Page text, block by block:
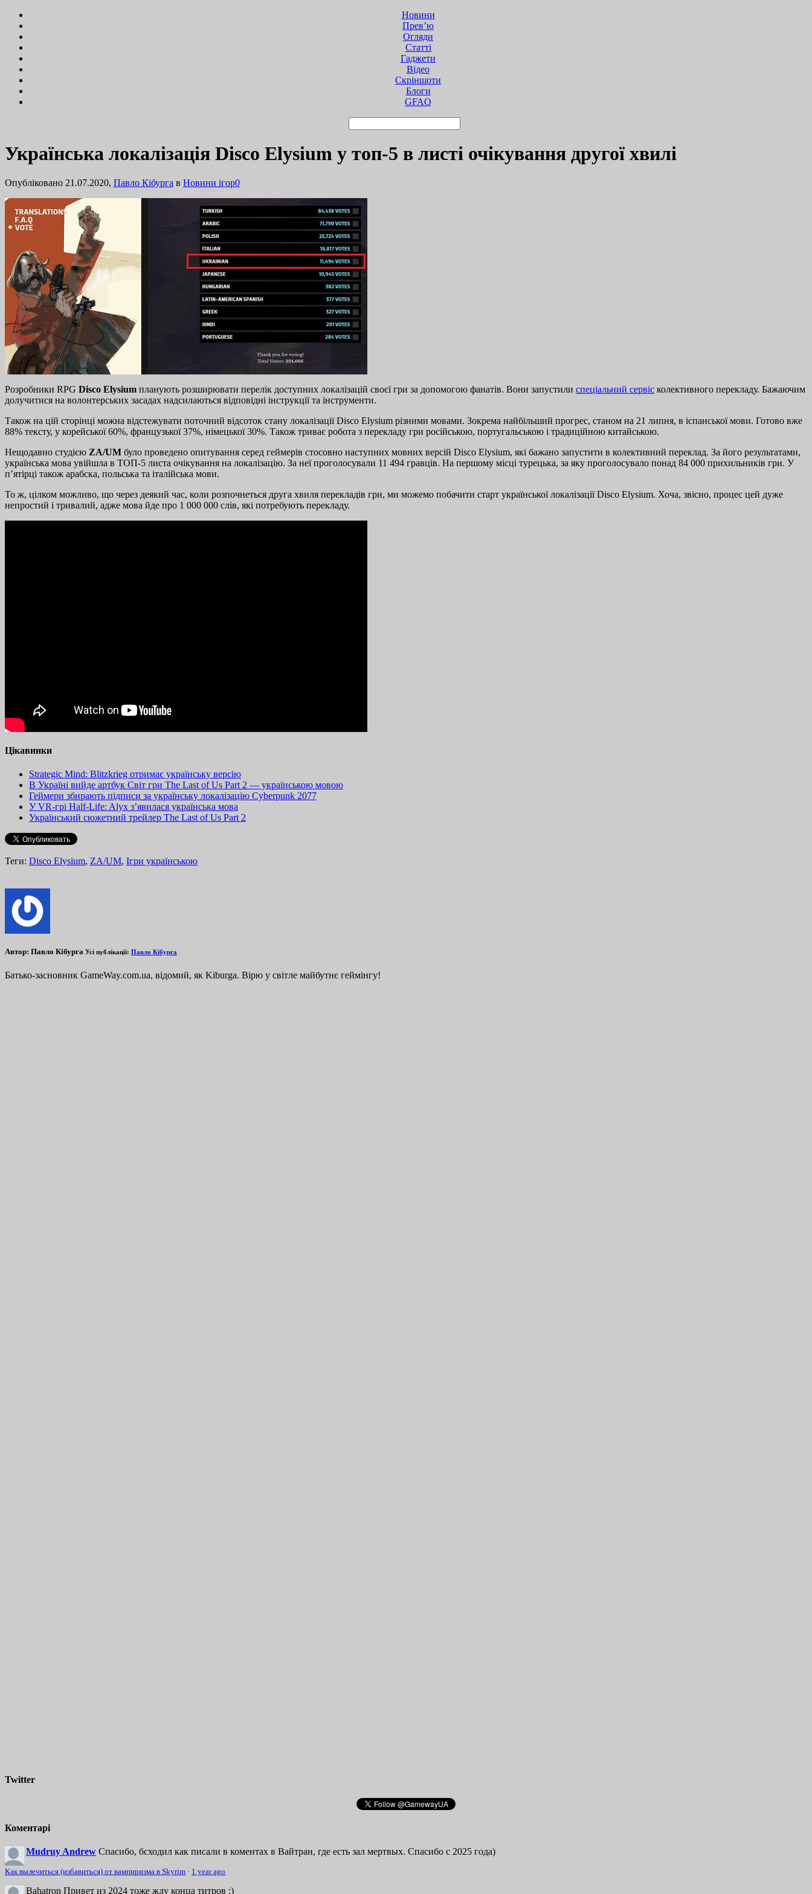
Новини
Прев’ю
Огляди
Статті
Гаджети
Відео
Cкріншоти
Блоги
GFAQ
Українська локалізація Disco Elysium у топ-5 в листі очікування другої хвилі
Опубліковано 21.07.2020, Павло Кібурга в Новини ігор0
Розробники RPG Disco Elysium планують розширювати перелік доступних локалізацій своєї гри за допомогою фанатів. Вони запустили спеціальний сервіс колективного перекладу. Бажаючим
долучитися на волонтерських засадах надсилаються відповідні інструкції та інструменти.
Також на цій сторінці можна відстежувати поточний відсоток стану локалізації Disco Elysium різними мовами. Зокрема найбільший прогрес, станом на 21 липня, в іспанської мови. Готово вже
88% тексту, у корейської 60%, французької 37%, німецької 30%. Також триває робота з перекладу гри російською, португальською і традиційною китайською.
Нещодавно студією ZA/UM було проведено опитування серед геймерів стосовно наступних мовних версій Disco Elysium, які бажано запустити в колективний переклад. За його результатами,
українська мова увійшла в ТОП-5 листа очікування на локалізацію. За неї проголосували 11 494 гравців. На першому місці турецька, за яку проголосувало понад 84 000 прихильників гри. У
п’ятірці також арабска, польська та італійська мови.
То ж, цілком можливо, що через деякий час, коли розпочнеться друга хвиля перекладів гри, ми можемо побачити старт української локалізації Disco Elysium. Хоча, звісно, процес цей дуже
непростий і тривалий, адже мова йде про 1 000 000 слів, які потребують перекладу.
Цікавинки
Strategic Mind: Blitzkrieg отримає українську версію
В Україні вийде артбук Світ гри The Last of Us Part 2 — українською мовою
Геймери збирають підписи за українську локалізацію Cyberpunk 2077
У VR-грі Half-Life: Alyx з’явилася українська мова
Український сюжетний трейлер The Last of Us Part 2
Теги: Disco Elysium, ZA/UM, Ігри українською
Автор: Павло Кібурга Усі публікації: Павло Кібурга
Батько-засновник GameWay.com.ua, відомий, як Kiburga. Вірю у світле майбутнє геймінгу!
Twitter
Коментарі
Mudruy Andrew Спасибо, бсходил как писали в коментах в Вайтран, где есть зал мертвых. Спасибо с 2025 года)
Как вылечиться (избавиться) от вампиризма в Skyrim · 1 year ago
Bahatron Привет из 2024 тоже жду конца титров :)